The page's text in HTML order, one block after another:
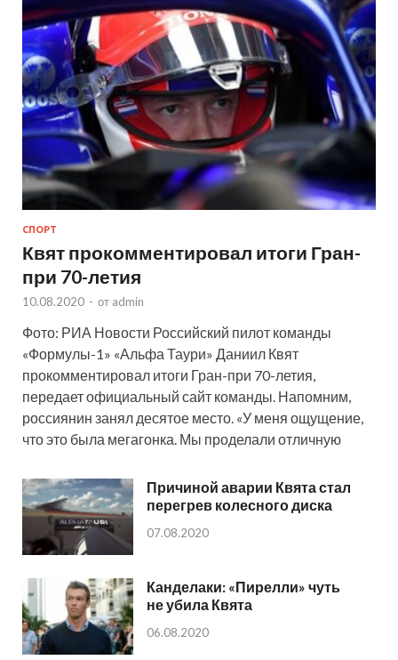
СПОРТ
Квят прокомментировал итоги Гран-
при 70-летия
10.08.2020 - от admin
Фото: РИА Новости Российский пилот команды
«Формулы-1» «Альфа Таури» Даниил Квят
прокомментировал итоги Гран-при 70-летия,
передает официальный сайт команды. Напомним,
россиянин занял десятое место. «У меня ощущение,
что это была мегагонка. Мы проделали отличную
Причиной аварии Квята стал
перегрев колесного диска
07.08.2020
Канделаки: «Пирелли» чуть
не убила Квята
06.08.2020